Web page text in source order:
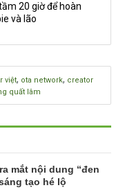
20 giờ để hoàn
và lão
việt, ota network, creator
quất lâm
mắt nội dung “đen
tạo hé lộ